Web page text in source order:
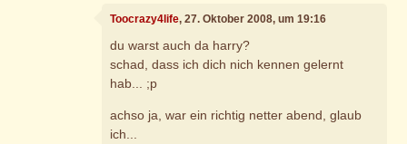
Toocrazy4life, 27. Oktober 2008, um 19:16
du warst auch da harry?
schad, dass ich dich nich kennen gelernt
hab... ;p
achso ja, war ein richtig netter abend, glaub
ich...